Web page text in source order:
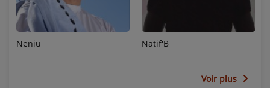
Neniu Natif'B
Voir plus